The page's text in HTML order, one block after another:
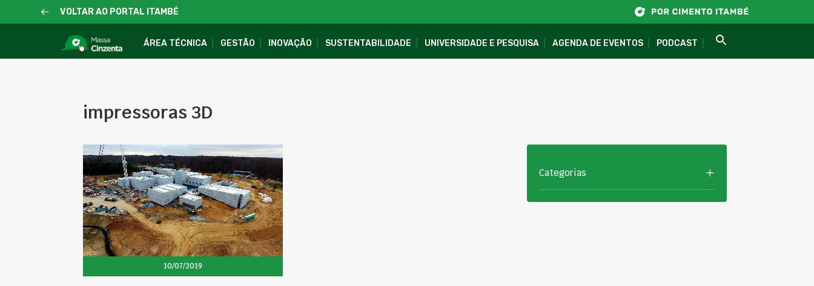
VOLTAR AO PORTAL ITAMBÉ
ÁREA TÉCNICA GESTÃO INOVAÇÃO SUSTENTABILIDADE UNIVERSIDADE E PESQUISA AGENDA DE EVENTOS PODCAST
impressoras 3D
10/07/2019
Categorias